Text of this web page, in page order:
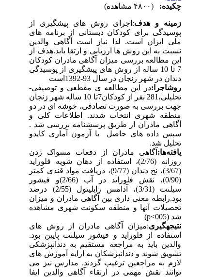
چکیده:
زمینه و هدف:اجرای روش های پیشگیری از
پوسیدگی برای کودکان دبستانی از برنامه های
ملی ایران است. لذا نیاز است آگاهی والدین
نسبت به این روش ها ارزیابی و ارتقا یابد.هدف از
این مطالعه بررسی میزان آگاهی مادران کودکان
7 تا 10 ساله از روش های پیشگیری از پوسیدگی
دندان در شهر زنجان در سال 93-1392است
روشاجرا: در این مطالعه ی مقطعی و توصیفی-
تحلیلی،281 نفر از کودکان7تا 10 ساله شهر زنجان
جهت بررسی به صورت تصادفی، خوشه ای در دو
منطقه شهری انتخاب شدند. اطلاعات کلی و
آگاهی مادران از طریق پرسشنامه بررسی شد .
سپس داده های حاصل با آزمون آماری کایدو
تحلیل شد.
یافته‌ها:آگاهی مادران از دفعات مسواک زدن
روزانه (2/76)، استفاده از دهان شویه فلوراید
(3/67)، نخ دندان (9/77)، دریافت مواد قندی کمتر
(0/90)، نقش فلوراید در آب (2/66)و فیشور
سیلنت (3/31)، آدامس زایلیتول (2/55) درصد
بود.رابطه معنی داری بین آگاهی مادران و میزان
تحصیلات آنها و منطقه سکونت شهری مشاهده
شد (005
p<
)
نتیجهگیری:میزان آگاهی مادران از روش های
استفاده از فلوراید و فیشور سیلنت پایین بود.
والدین باید به مراجعه مستقیم به دندانپزشکی
تشویق شوند و دندانپزشکان به ارایه آموزش های
لازم به مراجعین ترغیب گردند. مدارس نیز می
توانند نقش مهمی در ارتقاء آگاهی والدین ایفا